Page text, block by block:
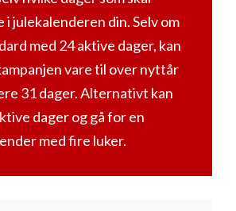
julekalenderen din. Selv om
med 24 aktive dager, kan
vare til over nyttår
31 dager. Alternativt kan
dager og gå for en
med fire luker.